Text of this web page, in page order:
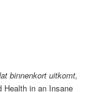
binnenkort uitkomt,
Health in an Insane